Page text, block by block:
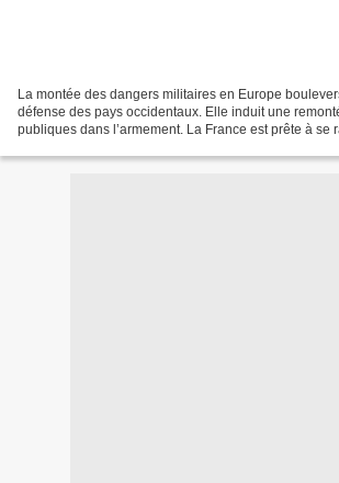
La montée des dangers militaires en Europe
défense des pays occidentaux. Elle induit une
publiques dans l’armement. La France est prête à se